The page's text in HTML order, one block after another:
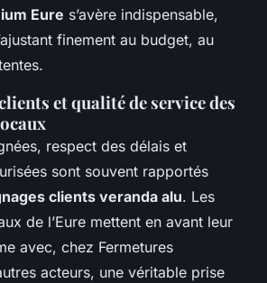
Eure s’avère indispensable,
finement au budget, au
et qualité de service des
respect des délais et
sont souvent rapportés
clients veranda alu. Les
de l’Eure mettent en avant leur
avec, chez Fermetures
acteurs, une véritable prise